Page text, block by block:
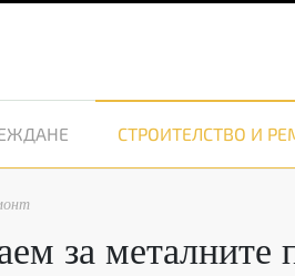
СТРОИТЕЛСТВО И
за металните